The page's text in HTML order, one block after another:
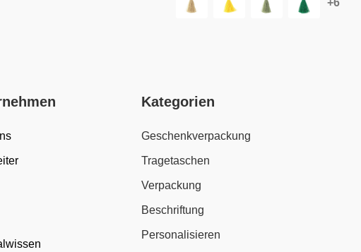
Kategorien
Geschenkverpackung
Tragetaschen
Verpackung
Beschriftung
Personalisieren